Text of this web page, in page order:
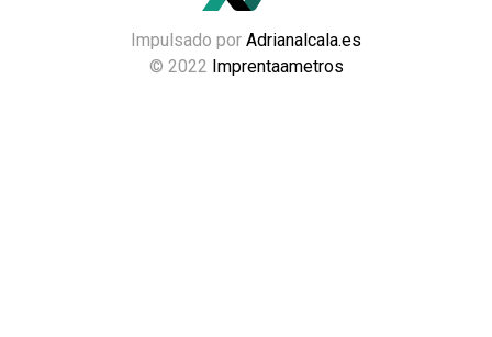
© 2022 Imprentaametros
Impulsado por Adrianalcala.es